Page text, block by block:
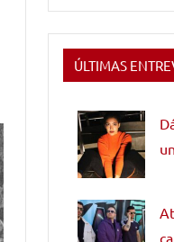
ÚLTIMAS